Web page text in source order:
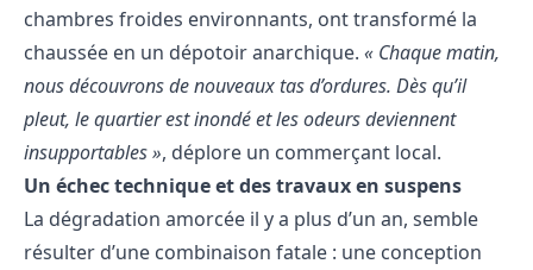
chambres froides environnants, ont transformé la
chaussée en un dépotoir anarchique. « Chaque matin,
nous découvrons de nouveaux tas d’ordures. Dès qu’il
pleut, le quartier est inondé et les odeurs deviennent
insupportables », déplore un commerçant local.
Un échec technique et des travaux en suspens
​La dégradation amorcée il y a plus d’un an, semble
résulter d’une combinaison fatale : une conception